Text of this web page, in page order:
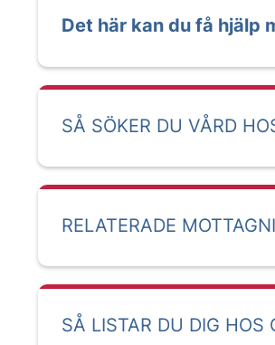
Det här kan du få hjälp
SÅ SÖKER DU VÅRD
RELATERADE
SÅ LISTAR DU DIG HOS